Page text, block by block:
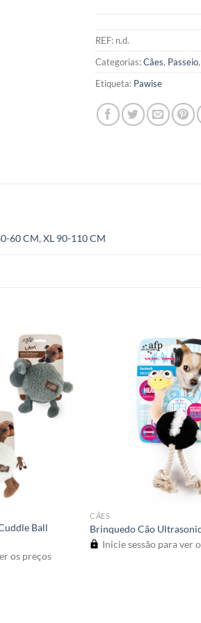
REF: n.d.
Categorias:Cães, Passeio,
Etiqueta: Pawise
60 CM,XL 90-110 CM
Ball
os preços
CÃES
Brinquedo Cão
Inicie sessão para ver